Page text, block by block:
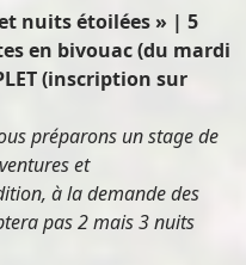
nuits étoilées » | 5
en bivouac (du mardi
(inscription sur
préparons un stage de
et
à la demande des
pas 2 mais 3 nuits